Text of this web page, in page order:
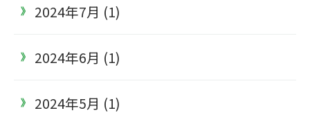
2024年7月 (1)
2024年6月 (1)
2024年5月 (1)